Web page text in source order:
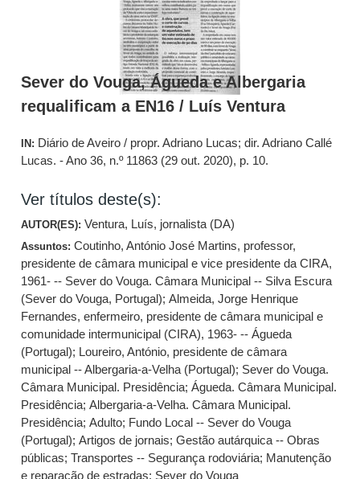
Sever do Vouga, Águeda e Albergaria
requalificam a EN16 / Luís Ventura
IN: Diário de Aveiro / propr. Adriano Lucas; dir. Adriano Callé
Lucas. - Ano 36, n.º 11863 (29 out. 2020), p. 10.
Ver títulos deste(s):
AUTOR(ES):Ventura, Luís, jornalista (DA)
Assuntos:Coutinho, António José Martins, professor,
presidente de câmara municipal e vice presidente da CIRA,
1961- -- Sever do Vouga. Câmara Municipal -- Silva Escura
(Sever do Vouga, Portugal);Almeida, Jorge Henrique
Fernandes, enfermeiro, presidente de câmara municipal e
comunidade intermunicipal (CIRA), 1963- -- Águeda
(Portugal); Loureiro, António, presidente de câmara
municipal -- Albergaria-a-Velha (Portugal); Sever do Vouga.
Câmara Municipal. Presidência;Águeda. Câmara Municipal.
Presidência;Albergaria-a-Velha. Câmara Municipal.
Presidência;Adulto; Fundo Local -- Sever do Vouga
(Portugal);Artigos de jornais;Gestão autárquica -- Obras
públicas;Transportes -- Segurança rodoviária; Manutenção
e reparação de estradas; Sever do Vouga